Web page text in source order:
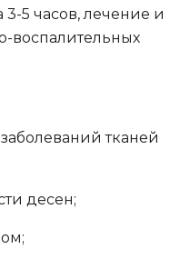
5 часов, лечение и
воспалительных
тканей
десен;